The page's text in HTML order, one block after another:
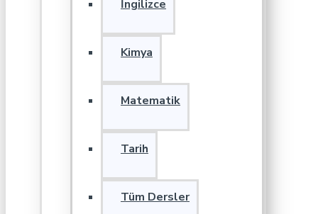
İngilizce
Kimya
Matematik
Tarih
Tüm Dersler